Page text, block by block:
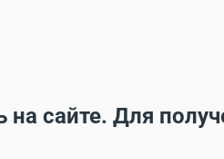
сайте. Для